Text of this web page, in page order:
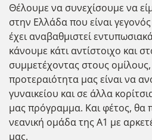
Θέλουμε να συνεχίσουμε να
στην Ελλάδα που είναι
έχει αναβαθμιστεί
κάνουμε κάτι αντίστοιχο και
συμμετέχοντας στους
προτεραιότητα μας είναι να
γυναικείου και σε άλλα
μας πρόγραμμα. Και φέτος, θα
νεανική ομάδα της Α1 με
μας.